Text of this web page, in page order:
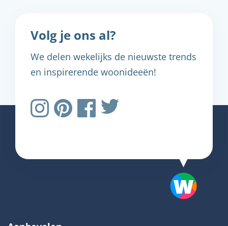
Volg je ons al?
We delen wekelijks de nieuwste trends
en inspirerende woonideeën!